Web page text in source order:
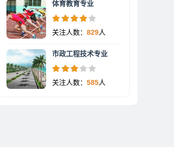
体育教育专业
关注人数： 829人
市政工程技术专业
关注人数： 585人